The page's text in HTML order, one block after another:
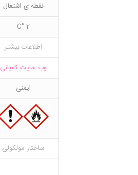
نقطه ی اشتعال
2 °C
اطلاعات بیشتر
وب سایت کمپانی
ایمنی
ساختار مولکولی